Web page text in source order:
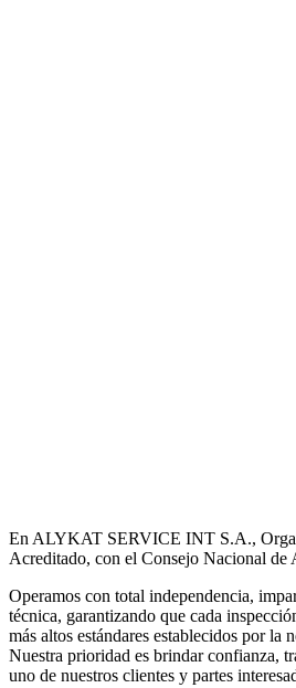
En ALYKAT SERVICE INT S.A.,
Acreditado, con el Consejo Nacional de
Operamos con total independencia,
técnica, garantizando que cada
más altos estándares establecidos por la
Nuestra prioridad es brindar confianza,
uno de nuestros clientes y partes